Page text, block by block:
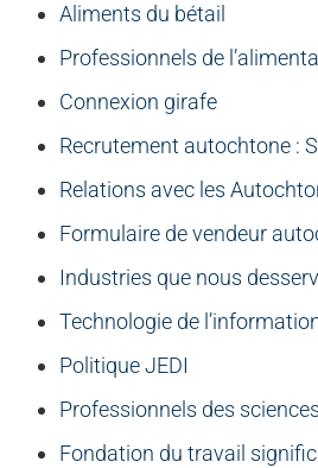
Aliments du bétail
Professionnels de
Connexion girafe
Recrutement autochtone :
Relations avec les
Formulaire de vendeur
Industries que nous
Technologie de
Politique JEDI
Professionnels des
Fondation du travail